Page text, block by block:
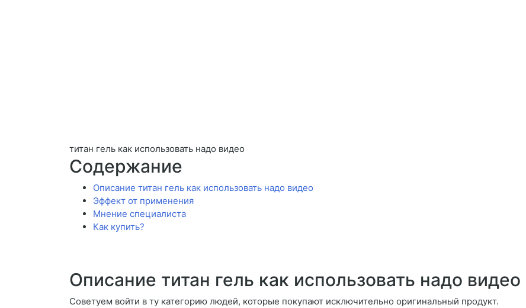
титан гель как использовать надо видео
Содержание
Описание титан гель как использовать надо видео
Эффект от применения
Мнение специалиста
Как купить?
Описание титан гель как использовать надо видео
Советуем войти в ту категорию людей, которые покупают исключительно оригинальный продукт.